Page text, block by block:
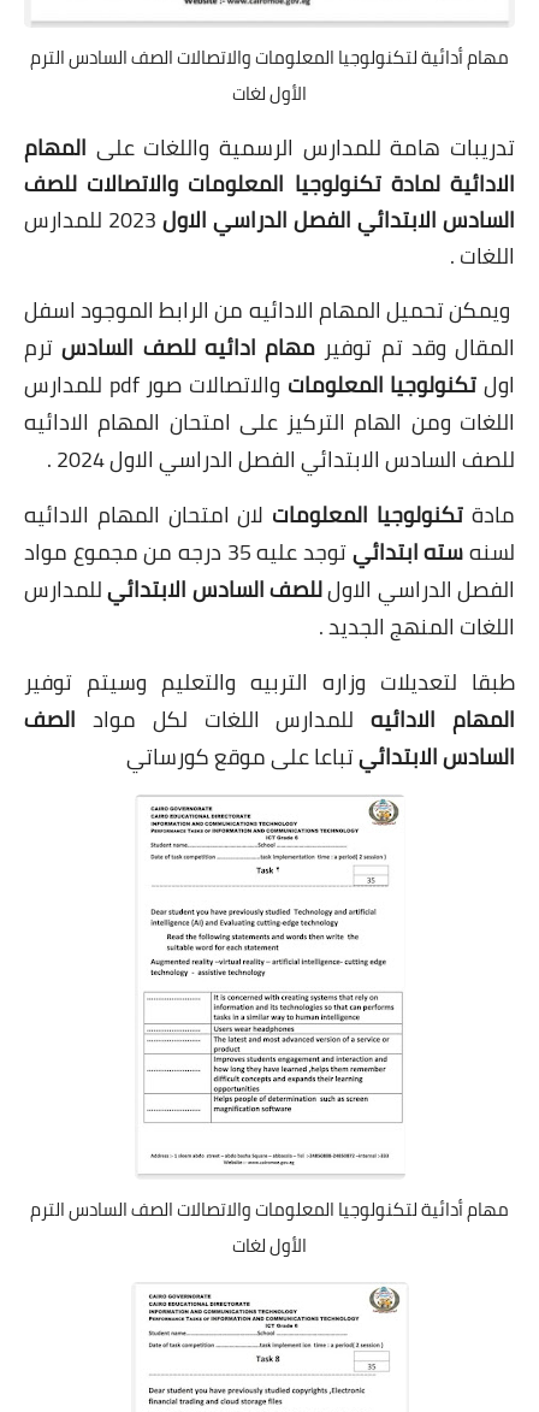
مهام أدائية لتكنولوجيا المعلومات والاتصالات الصف السادس الترم
الأول لغات
تدريبات هامة للمدارس الرسمية واللغات على المهام
الادائية لمادة تكنولوجيا المعلومات والاتصالات للصف
السادس الابتدائي الفصل الدراسي الاول
2023 للمدارس
اللغات .
ويمكن تحميل المهام الادائيه من الرابط الموجود اسفل
المقال وقد تم توفير مهام ادائيه للصف السادس ترم
اولتكنولوجيا المعلومات والاتصالات صور pdf
للمدارس
اللغات ومن الهام التركيز على امتحان المهام الادائيه
للصف السادس الابتدائي الفصل الدراسي الاول 2024 .
مادة تكنولوجيا المعلومات لان امتحان المهام الادائيه
لسنهسته ابتدائي
توجد عليه 35 درجه من مجموع مواد
الفصل الدراسي الاولللصف السادس الابتدائيللمدارس
اللغات المنهج الجديد .
طبقا لتعديلات وزاره التربيه والتعليم وسيتم توفير
المهام الادائيه للمدارس اللغات لكل مواد الصف
السادس الابتدائيتباعا على موقع كورساتي
مهام أدائية لتكنولوجيا المعلومات والاتصالات الصف السادس الترم
الأول لغات